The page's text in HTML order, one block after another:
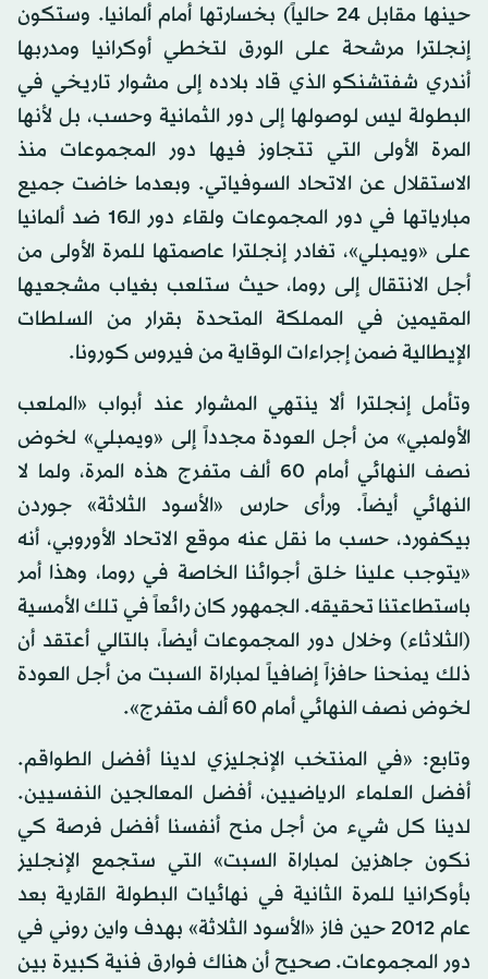
حينها مقابل 24 حالياً) بخسارتها أمام ألمانيا. وستكون
إنجلترا مرشحة على الورق لتخطي أوكرانيا ومدربها
أندري شفتشنكو الذي قاد بلاده إلى مشوار تاريخي في
البطولة ليس لوصولها إلى دور الثمانية وحسب، بل لأنها
المرة الأولى التي تتجاوز فيها دور المجموعات منذ
الاستقلال عن الاتحاد السوفياتي. وبعدما خاضت جميع
مبارياتها في دور المجموعات ولقاء دور الـ16 ضد ألمانيا
على «ويمبلي»، تغادر إنجلترا عاصمتها للمرة الأولى من
أجل الانتقال إلى روما، حيث ستلعب بغياب مشجعيها
المقيمين في المملكة المتحدة بقرار من السلطات
الإيطالية ضمن إجراءات الوقاية من فيروس كورونا.
وتأمل إنجلترا ألا ينتهي المشوار عند أبواب «الملعب
الأولمبي» من أجل العودة مجدداً إلى «ويمبلي» لخوض
نصف النهائي أمام 60 ألف متفرج هذه المرة، ولما لا
النهائي أيضاً. ورأى حارس «الأسود الثلاثة» جوردن
بيكفورد، حسب ما نقل عنه موقع الاتحاد الأوروبي، أنه
«يتوجب علينا خلق أجوائنا الخاصة في روما، وهذا أمر
باستطاعتنا تحقيقه. الجمهور كان رائعاً في تلك الأمسية
(الثلاثاء) وخلال دور المجموعات أيضاً، بالتالي أعتقد أن
ذلك يمنحنا حافزاً إضافياً لمباراة السبت من أجل العودة
لخوض نصف النهائي أمام 60 ألف متفرج».
وتابع: «في المنتخب الإنجليزي لدينا أفضل الطواقم.
أفضل العلماء الرياضيين، أفضل المعالجين النفسيين.
لدينا كل شيء من أجل منح أنفسنا أفضل فرصة كي
نكون جاهزين لمباراة السبت» التي ستجمع الإنجليز
بأوكرانيا للمرة الثانية في نهائيات البطولة القارية بعد
عام 2012 حين فاز «الأسود الثلاثة» بهدف واين روني في
دور المجموعات. صحيح أن هناك فوارق فنية كبيرة بين